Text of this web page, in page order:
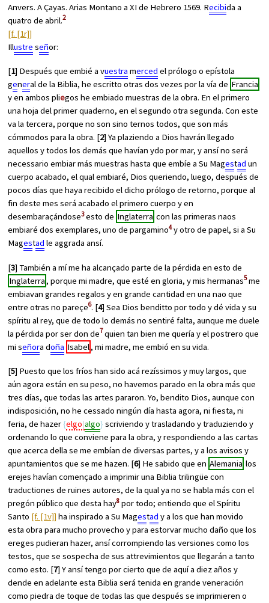
Anvers. A Çayas. Arias Montano a XI de Hebrero 1569. Recibida a
quatro de abril.2
[f. [1r]]
Illustre señor:
[1] Después que embié a vuestra merced el prólogo o epístola
general de la Biblia, he escritto otras dos vezes por la vía de Francia
y en ambos pliegos he embiado muestras de la obra. En el primero
una hoja del primer quaderno, en el segundo otra segunda. Con este
va la tercera, porque no son sino ternos todos, que son más
cómmodos para la obra. [2] Ya plaziendo a Dios havrán llegado
aquellos y todos los demás que havían ydo por mar, y ansí no será
necessario embiar más muestras hasta que embíe a Su Magestad un
cuerpo acabado, el qual embiaré, Dios queriendo, luego, después de
pocos días que haya recibido el dicho prólogo de retorno, porque al
fin deste mes será acabado el primero cuerpo y en
desembaraçándose3esto de Inglaterra con las primeras naos
embiaré dos exemplares, uno de pargamino4y otro de papel, si a Su
Magestad le aggrada ansí.
[3] También a mí me ha alcançado parte de la pérdida en esto de
Inglaterra, porque mi madre, que esté en gloria, y mis hermanas5me
embiavan grandes regalos y en grande cantidad en una nao que
entre otras no pareçe6. [4] Sea Dios benditto por todo y dé vida y su
spíritu al rey, que de todo lo demás no sentiré falta, aunque me duele
la pérdida por ser don de7quien tan bien me quería y el postrero que
mi señora doña Isabel, mi madre, me embió en su vida.
[5] Puesto que los fríos han sido acá rezíssimos y muy largos, que
aún agora están en su peso, no havemos parado en la obra más que
tres días, que todas las artes pararon. Yo, bendito Dios, aunque con
indisposición, no he cessado ningún día hasta agora, ni fiesta, ni
feria, de hazer elgo algo scriviendo y trasladando y traduziendo y
ordenando lo que conviene para la obra, y respondiendo a las cartas
que acerca della se me embían de diversas partes, y a los avisos y
apuntamientos que se me hazen. [6] He sabido que en Alemania los
erejes havían començado a imprimir una Biblia trilingüe con
traductiones de ruines autores, de la qual ya no se habla más con el
pregón público que desta hay8 por todo; entiendo que el Spíritu
Santo [f. [1v]] ha inspirado a Su Magestad y a los que han movido
esta obra para mucho provecho y para estorvar mucho daño que los
ereges pudieran hazer, ansí corrompiendo las versiones como los
testos, que se sospecha de sus attrevimientos que llegarán a tanto
como esto. [7] Y ansí tengo por cierto que de aquí a diez años y
dende en adelante esta Biblia será tenida en grande veneración
como piedra de toque de todas las que después se imprimieren o